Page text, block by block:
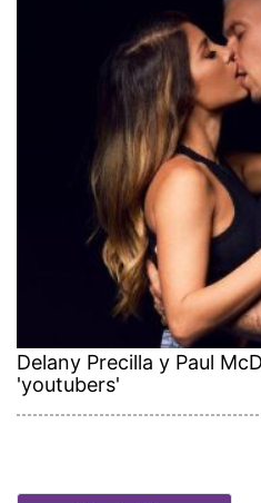
Delany Precilla y Paul
'youtubers'